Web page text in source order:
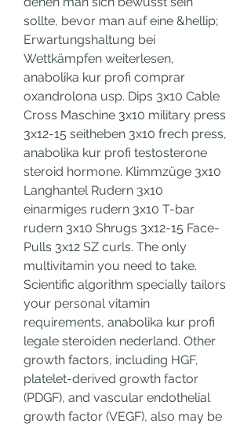
sollte, bevor man auf eine &hellip;
Erwartungshaltung bei
Wettkämpfen weiterlesen,
anabolika kur profi comprar
oxandrolona usp. Dips 3x10 Cable
Cross Maschine 3x10 military press
3x12-15 seitheben 3x10 frech press,
anabolika kur profi testosterone
steroid hormone. Klimmzüge 3x10
Langhantel Rudern 3x10
einarmiges rudern 3x10 T-bar
rudern 3x10 Shrugs 3x12-15 Face-
Pulls 3x12 SZ curls. The only
multivitamin you need to take.
Scientific algorithm specially tailors
your personal vitamin
requirements, anabolika kur profi
legale steroiden nederland. Other
growth factors, including HGF,
platelet-derived growth factor
(PDGF), and vascular endothelial
growth factor (VEGF), also may be